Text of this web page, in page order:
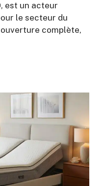
est un acteur
le secteur du
complète,